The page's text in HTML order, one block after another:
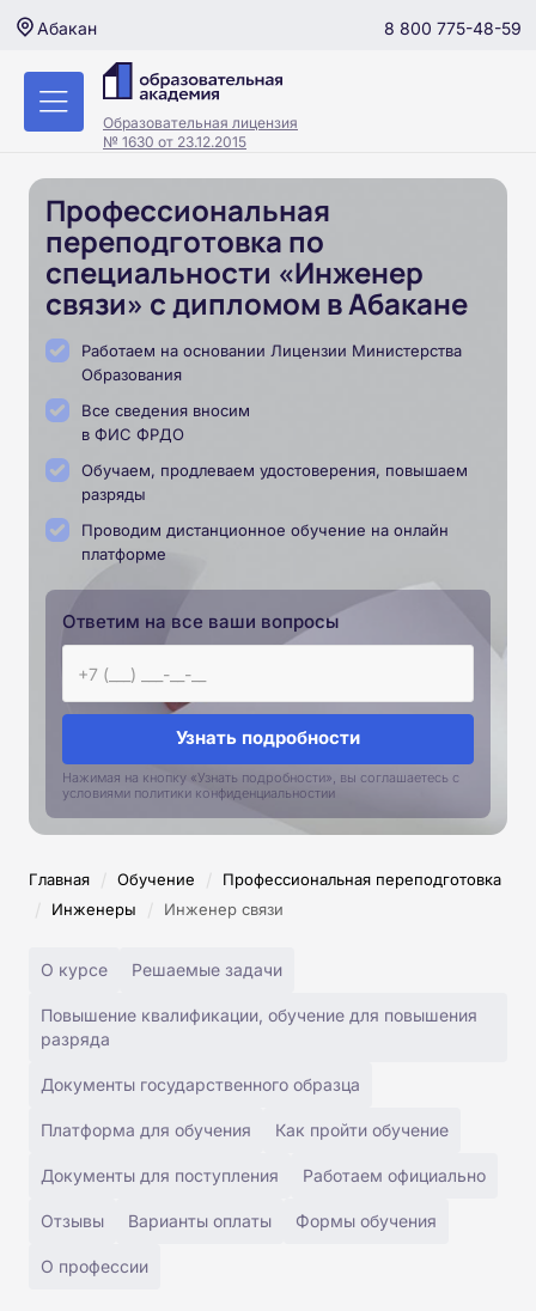
Абакан 8 800 775-48-59
Образовательная лицензия
№ 1630 от 23.12.2015
Профессиональная
переподготовка по
специальности «Инженер
связи» с дипломом в Абакане
Работаем на основании Лицензии Министерства
Образования
Все сведения вносим
в ФИС ФРДО
Обучаем, продлеваем удостоверения, повышаем
разряды
Проводим дистанционное обучение на онлайн
платформе
Ответим на все ваши вопросы
Узнать подробности
Нажимая на кнопку «Узнать подробности», вы соглашаетесь с
условиями политики конфиденциальностии
Главная / Обучение / Профессиональная переподготовка
/ Инженеры / Инженер связи
О курсе Решаемые задачи
Повышение квалификации, обучение для повышения
разряда
Документы государственного образца
Платформа для обучения Как пройти обучение
Документы для поступления Работаем официально
Отзывы Варианты оплаты Формы обучения
О профессии